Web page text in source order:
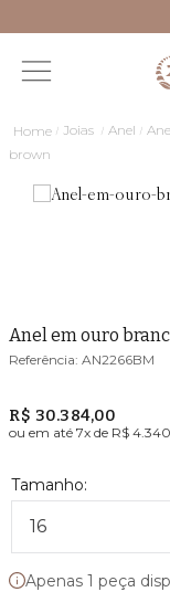
Joias Anel
brown
Anel em ouro
AN2266BM
R$ 30.384,00
ou em até 7x de R$
16
Apenas 1 peça